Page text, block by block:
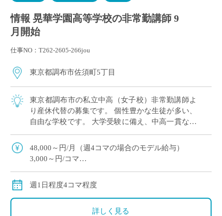
情報 晃華学園高等学校の非常勤講師 9
月開始
仕事NO：T262-2605-266jou
東京都調布市佐須町5丁目
東京都調布市の私立中高（女子校）非常勤講師よ
り産休代替の募集です。 個性豊かな生徒が多い、
自由な学校です。 大学受験に備え、中高一貫なら
48,000～円/月（週4コマの場合のモデル給与）
3,000～円/コマ
週1日程度4コマ程度
詳しく見る